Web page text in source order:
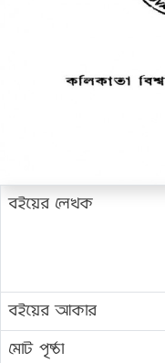
বইয়ের লেখক
বইয়ের আকার
মোট পৃষ্ঠা